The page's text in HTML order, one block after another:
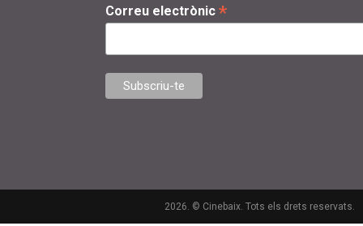
Correu electrònic *
2026. © Cinebaix. Tots els drets reservats.